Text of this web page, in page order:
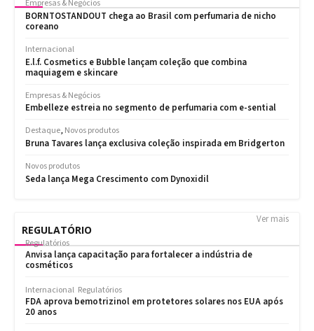
REGULATÓRIO
Ver mais
Regulatórios
Anvisa lança capacitação para fortalecer a indústria de
cosméticos
Internacional Regulatórios
FDA aprova bemotrizinol em protetores solares nos EUA após
20 anos